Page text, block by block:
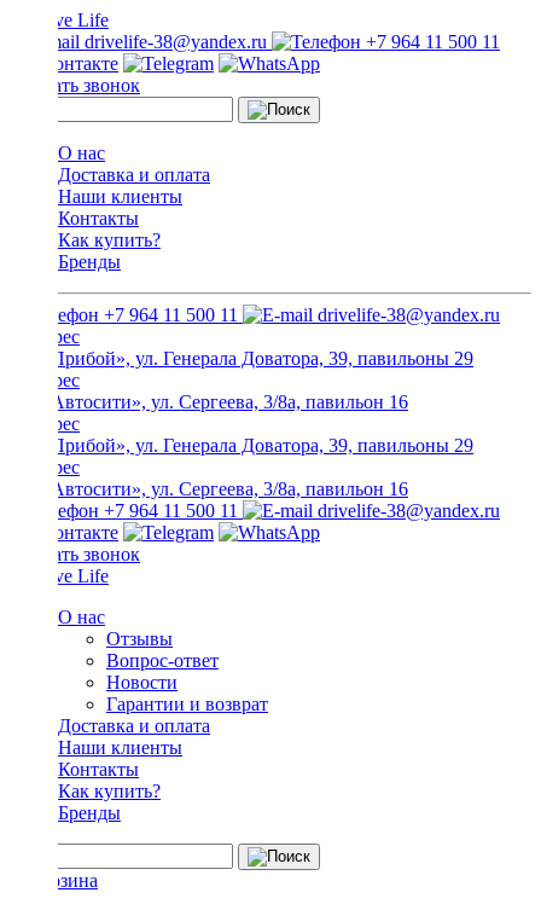
drivelife-38@yandex.ru +7 964 11 500 11
Заказать звонок
О нас
Доставка и оплата
Наши клиенты
Контакты
Как купить?
Бренды
+7 964 11 500 11 drivelife-38@yandex.ru
ТЦ «Прибой», ул. Генерала Доватора, 39, павильоны 29
ТЦ «Автосити», ул. Сергеева, 3/8а, павильон 16
ТЦ «Прибой», ул. Генерала Доватора, 39, павильоны 29
ТЦ «Автосити», ул. Сергеева, 3/8а, павильон 16
+7 964 11 500 11
drivelife-38@yandex.ru
Заказать звонок
О нас
Отзывы
Вопрос-ответ
Новости
Гарантии и возврат
Доставка и оплата
Наши клиенты
Контакты
Как купить?
Бренды